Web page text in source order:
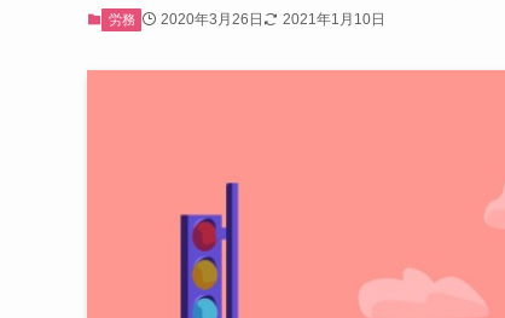
労務 2020年3月26日 2021年1月10日